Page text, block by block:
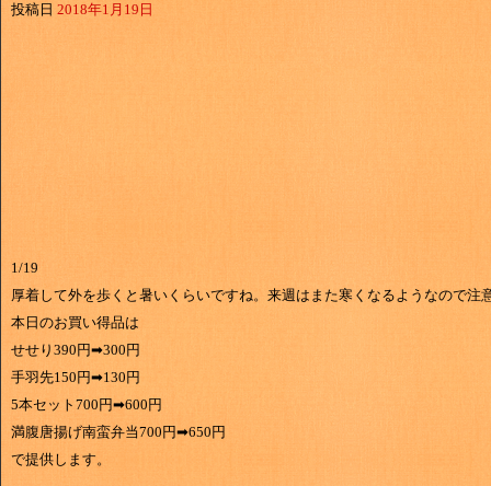
投稿日 2018年1月19日
1/19
厚着して外を歩くと暑いくらいですね。来週はまた寒くなるようなので注
本日のお買い得品は
せせり390円➡300円
手羽先150円➡130円
5本セット700円➡600円
満腹唐揚げ南蛮弁当700円➡650円
で提供します。